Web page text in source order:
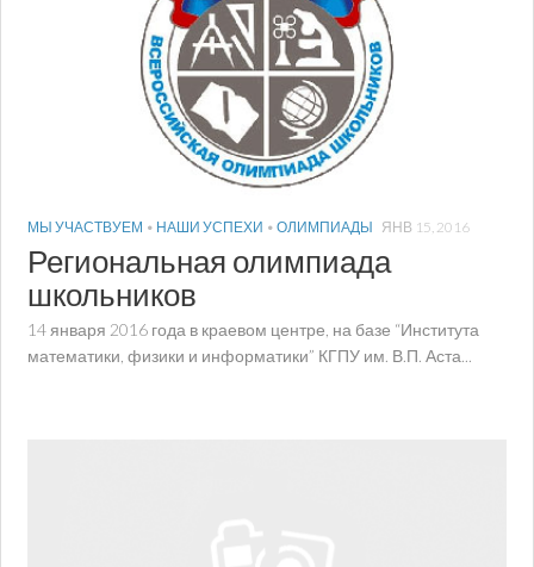
МЫ УЧАСТВУЕМ • НАШИ УСПЕХИ • ОЛИМПИАДЫ ЯНВ 15, 2016
Региональная олимпиада
школьников
14 января 2016 года в краевом центре, на базе “Института
математики, физики и информатики” КГПУ им. В.П. Аста...